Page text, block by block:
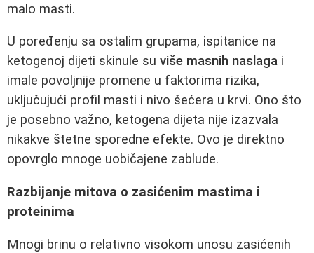
malo masti.
U poređenju sa ostalim grupama, ispitanice na
ketogenoj dijeti skinule su više masnih naslaga i
imale povoljnije promene u faktorima rizika,
uključujući profil masti i nivo šećera u krvi. Ono što
je posebno važno, ketogena dijeta nije izazvala
nikakve štetne sporedne efekte. Ovo je direktno
opovrglo mnoge uobičajene zablude.
Razbijanje mitova o zasićenim mastima i
proteinima
Mnogi brinu o relativno visokom unosu zasićenih